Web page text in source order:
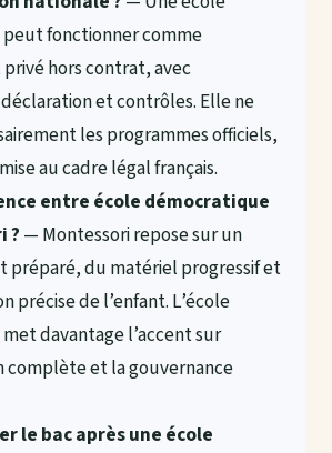
fonctionner comme
hors contrat, avec
et contrôles. Elle ne
les programmes officiels,
au cadre légal français.
entre école démocratique
? — Montessori repose sur un
préparé, du matériel progressif et
précise de l’enfant. L’école
davantage l’accent sur
complète et la gouvernance
le bac après une école